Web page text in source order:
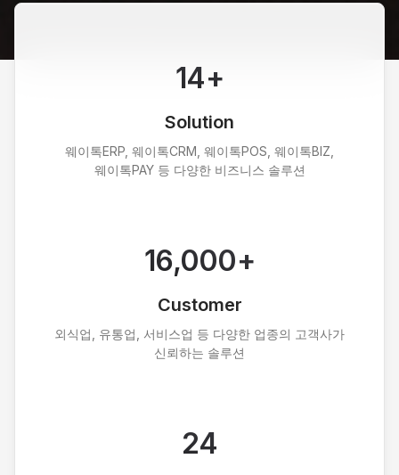
14+
Solution
웨이톡ERP, 웨이톡CRM, 웨이톡POS, 웨이톡BIZ,
웨이톡PAY 등 다양한 비즈니스 솔루션
16,000+
Customer
외식업, 유통업, 서비스업 등 다양한 업종의 고객사가
신뢰하는 솔루션
24